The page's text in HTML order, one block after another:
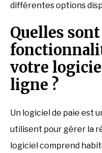
différentes options
Quelles
votre
ligne ?
Un logiciel de paie est
utilisent pour gérer la
logiciel comprend